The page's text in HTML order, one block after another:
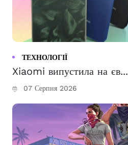
ТЕХНОЛОГІЇ
Xiaomi випустила на єв...
07 Серпня 2026